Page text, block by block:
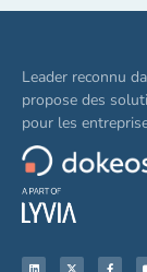
Leader reconnu
propose des
pour les